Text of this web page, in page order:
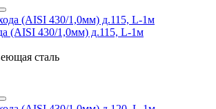
(AISI 430/1,0мм) д.115, L-1м
сталь